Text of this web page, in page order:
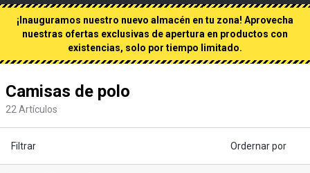
¡Inauguramos nuestro nuevo almacén en tu zona! Aprovecha
nuestras ofertas exclusivas de apertura en productos con
existencias, solo por tiempo limitado.
Camisas de polo
22 Artículos
Filtrar Ordernar por